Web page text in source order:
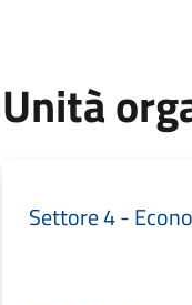
Unità
Settore 4 -